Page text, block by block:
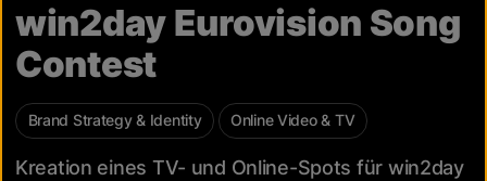
win2day Eurovision Song
Contest
Brand Strategy & Identity Online Video & TV
Kreation eines TV- und Online-Spots für win2day